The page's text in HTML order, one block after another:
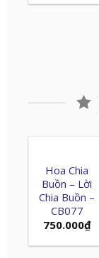
Hoa Chia
Buồn – Lời
Chia Buồn –
CB077
750.000₫